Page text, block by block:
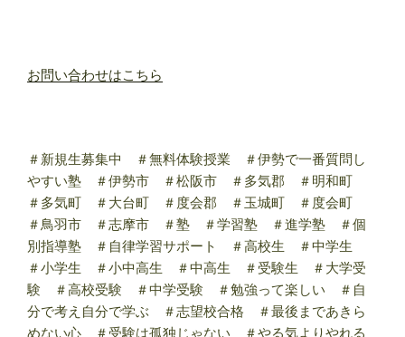
お問い合わせはこちら
＃新規生募集中 ＃無料体験授業 ＃伊勢で一番質問し
やすい塾 ＃伊勢市 ＃松阪市 ＃多気郡 ＃明和町
＃多気町 ＃大台町 ＃度会郡 ＃玉城町 ＃度会町
＃鳥羽市 ＃志摩市 ＃塾 ＃学習塾 ＃進学塾 ＃個
別指導塾 ＃自律学習サポート ＃高校生 ＃中学生
＃小学生 ＃小中高生 ＃中高生 ＃受験生 ＃大学受
験 ＃高校受験 ＃中学受験 ＃勉強って楽しい ＃自
分で考え自分で学ぶ ＃志望校合格 ＃最後まであきら
めない心 ＃受験は孤独じゃない ＃やる気よりやれる